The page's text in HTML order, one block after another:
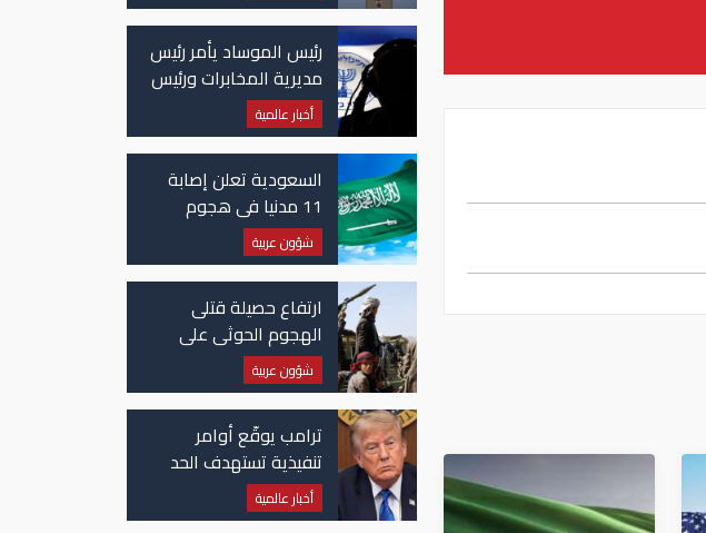
رئيس الموساد يأمر رئيس
مديرية المخابرات ورئيس
قسم إيران بالاستقالة
أخبار عالمية
السعودية تعلن إصابة
11 مدنيا في هجوم
حوثي على نجران
شؤون عربية
ارتفاع حصيلة قتلى
الهجوم الحوثي على
قتيلًا وعشرات الجرحى
شؤون عربية
ترامب يوقّع أوامر
تنفيذية تستهدف الحد
من منح الجنسية
الأمريكية بالولادة
أخبار عالمية